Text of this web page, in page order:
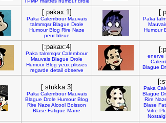
[:pakax:1]
Paka Calembour Mauvais
talmmqsr Blague Drole
Humour Blog Rire Naze
peur bleue
Paka
Humour
[:pakax:4]
Paka talmmqsr Calembour
Mauvais Blague Drole
Humour Blog yeux plisses
regarde detail observe
enerve
Blague
[:stukka:3]
Paka Calembour Mauvais
Blague Drole Humour Blog
Rire Naze Alcool Boisson
Blase Fatigue Marre
Paka
Blague
Rire
Blase
Vitre